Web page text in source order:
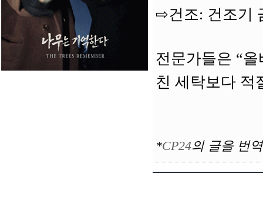
⇨건조: 건조기
전문가들은 “
친 세탁보다 적
*CP24의 글을 번역